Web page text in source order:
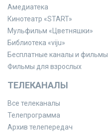
Амедиатека
Кинотеатр «START»
Мульфильм «Цветняшки»
Библиотека «viju»
Бесплатные каналы и фильмы
Фильмы для взрослых
ТЕЛЕКАНАЛЫ
Все телеканалы
Телепрограмма
Архив телепередач